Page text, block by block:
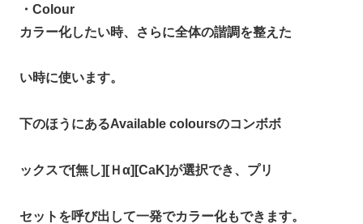
・Colour
カラー化したい時、さらに全体の諧調を整えた
い時に使います。
下のほうにあるAvailable coloursのコンボボ
ックスで[無し][Ｈα][CaK]が選択でき、プリ
セットを呼び出して一発でカラー化もできます。